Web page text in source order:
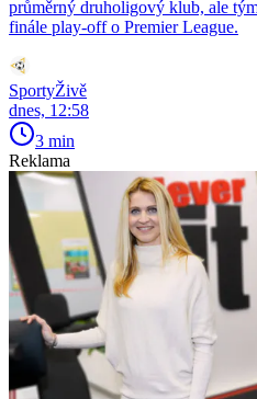
průměrný druholigový klub, ale
finále play-off o Premier League.
SportyŽivě
dnes, 12:58
3 min
Reklama